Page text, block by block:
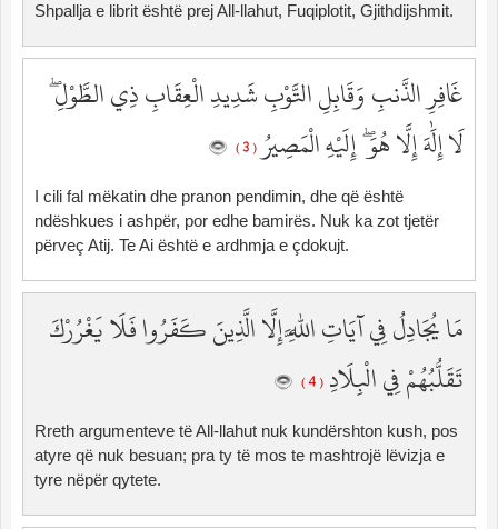
Shpallja e librit është prej All-llahut, Fuqiplotit, Gjithdijshmit.
غَافِرِ الذَّنبِ وَقَابِلِ التَّوْبِ شَدِيدِ الْعِقَابِ ذِي الطَّوْلِ ۖ
لَا إِلَٰهَ إِلَّا هُوَ ۖ إِلَيْهِ الْمَصِيرُ( 3 )
I cili fal mëkatin dhe pranon pendimin, dhe që është
ndëshkues i ashpër, por edhe bamirës. Nuk ka zot tjetër
përveç Atij. Te Ai është e ardhmja e çdokujt.
مَا يُجَادِلُ فِي آيَاتِ اللَّهِ إِلَّا الَّذِينَ كَفَرُوا فَلَا يَغْرُرْكَ
تَقَلُّبُهُمْ فِي الْبِلَادِ ( 4 )
Rreth argumenteve të All-llahut nuk kundërshton kush, pos
atyre që nuk besuan; pra ty të mos te mashtrojë lëvizja e
tyre nëpër qytete.